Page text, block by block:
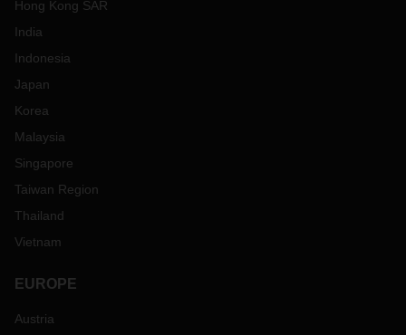
Hong Kong SAR
India
Indonesia
Japan
Korea
Malaysia
Singapore
Taiwan Region
Thailand
Vietnam
EUROPE
Austria